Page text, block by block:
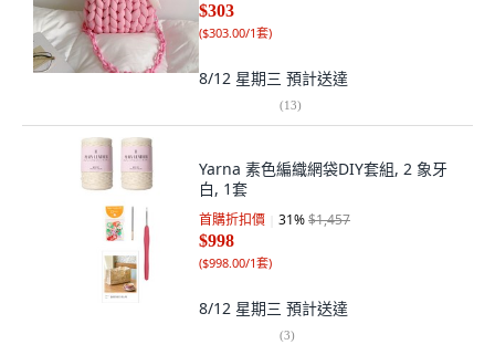
$303
($303.00/1套)
8/12 星期三 預計送達
(13)
Yarna 素色編織網袋DIY套組, 2 象牙
白, 1套
首購折扣價 31%$1,457
$998
($998.00/1套)
8/12 星期三 預計送達
(3)